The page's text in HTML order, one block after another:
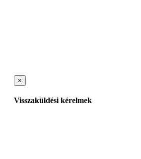
×
Visszaküldési kérelmek